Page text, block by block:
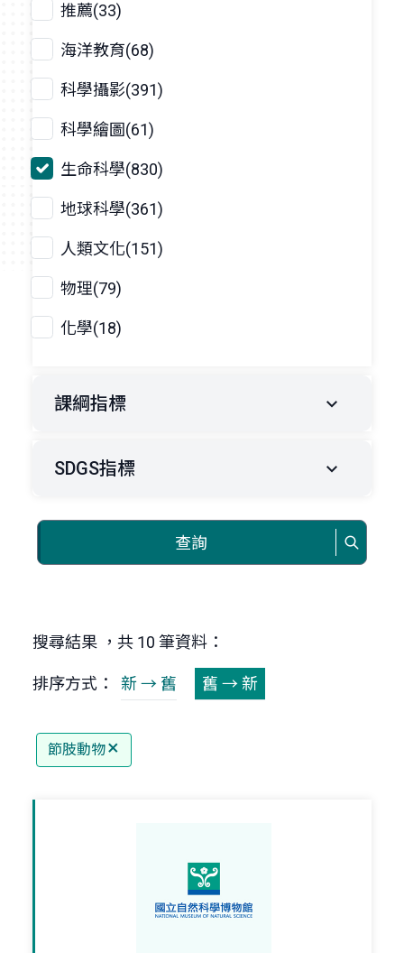
推薦(33)
海洋教育(68)
科學攝影(391)
科學繪圖(61)
生命科學(830)
地球科學(361)
人類文化(151)
物理(79)
化學(18)
課綱指標
SDGS指標
查詢
搜尋結果 ，共 10 筆資料：
排序方式： 新 → 舊 舊 → 新
節肢動物